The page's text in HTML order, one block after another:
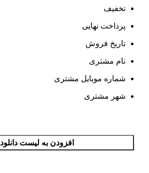
تخفیف
پرداخت نهایی
تاریخ فروش
نام مشتری
شماره موبایل مشتری
شهر مشتری
افزودن به لیست دانلود